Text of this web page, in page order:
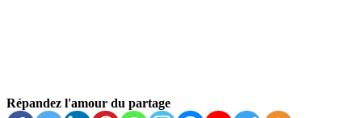
Répandez l'amour du partage